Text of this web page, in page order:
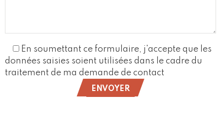
En soumettant ce formulaire, j'accepte que les
données saisies soient utilisées dans le cadre du
traitement de ma demande de contact
ENVOYER